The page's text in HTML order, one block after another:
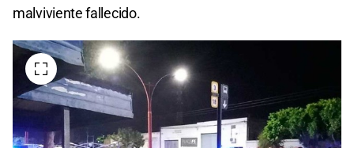
malviviente fallecido.